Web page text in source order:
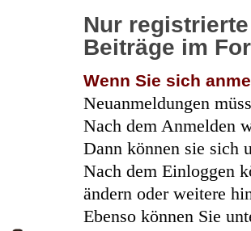
Nur
Beiträge im
Wenn Sie sich
Neuanmeldungen
Nach dem Anmelden
Dann können sie sich
Nach dem Einloggen
ändern oder weitere
Ebenso können Sie